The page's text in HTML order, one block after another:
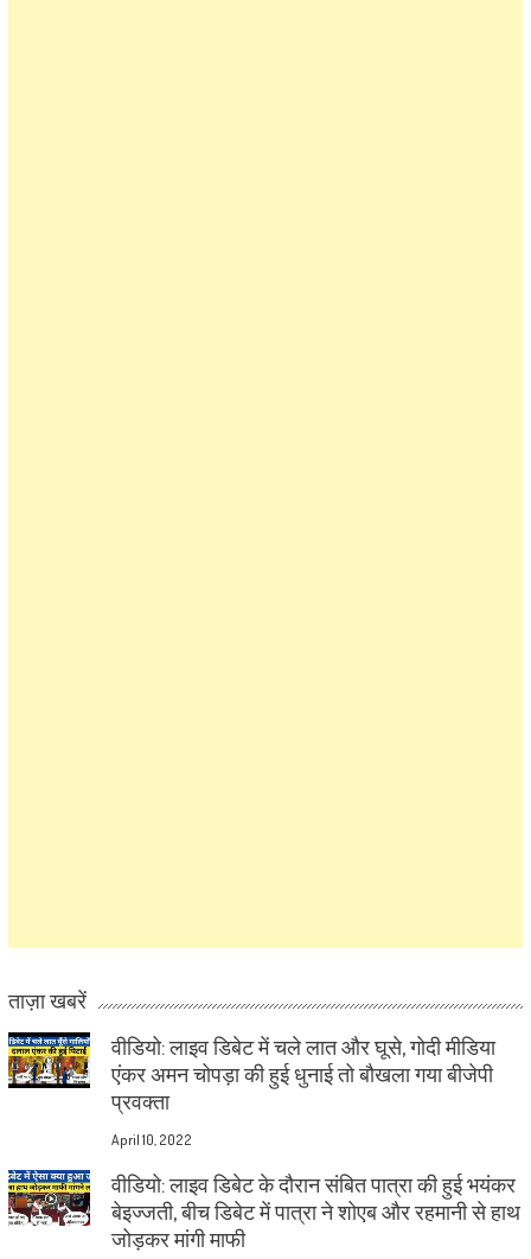
ताज़ा खबरें
वीडियो: लाइव डिबेट में चले लात और घूसे, गोदी मीडिया
एंकर अमन चोपड़ा की हुई धुनाई तो बौखला गया बीजेपी
प्रवक्ता
April 10, 2022
वीडियो: लाइव डिबेट के दौरान संबित पात्रा की हुई भयंकर
बेइज्जती, बीच डिबेट में पात्रा ने शोएब और रहमानी से हाथ
जोड़कर मांगी माफी